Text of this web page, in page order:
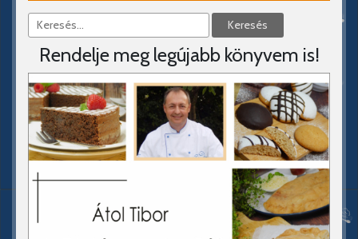
Rendelje meg legújabb könyvem is!